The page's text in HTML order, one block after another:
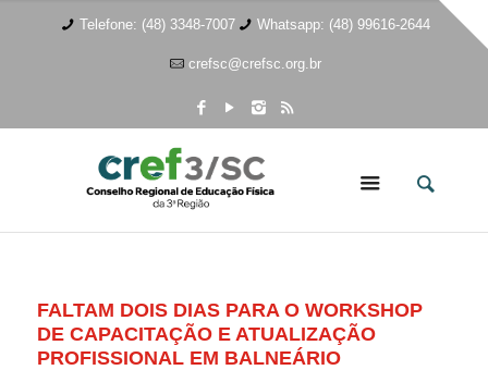
Telefone: (48) 3348-7007 Whatsapp: (48) 99616-2644
crefsc@crefsc.org.br
FALTAM DOIS DIAS PARA O WORKSHOP
DE CAPACITAÇÃO E ATUALIZAÇÃO
PROFISSIONAL EM BALNEÁRIO